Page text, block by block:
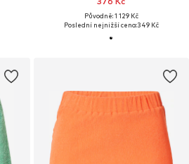
Původně: 1 129 Kč
Poslední nejnižší cena:349 Kč